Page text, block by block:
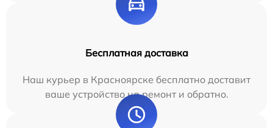
Бесплатная доставка
Наш курьер в Красноярске бесплатно доставит
ваше устройство на ремонт и обратно.